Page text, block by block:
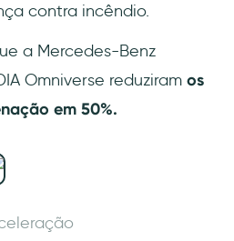
contra incêndio.
a Mercedes-Benz
Omniverse reduziram os
em 50%.